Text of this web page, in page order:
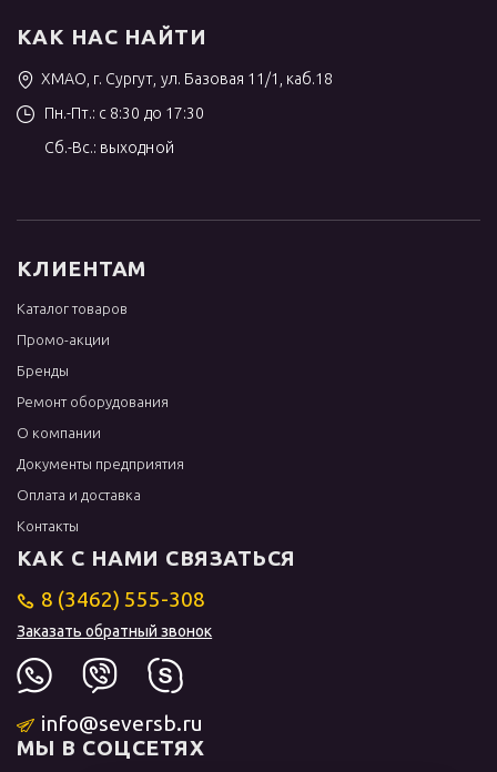
КАК НАС НАЙТИ
ХМАО, г. Сургут, ул. Базовая 11/1, каб.18
Пн.-Пт.: с 8:30 до 17:30
Сб.-Вс.: выходной
КЛИЕНТАМ
Каталог товаров
Промо-акции
Бренды
Ремонт оборудования
О компании
Документы предприятия
Оплата и доставка
Контакты
КАК С НАМИ СВЯЗАТЬСЯ
8 (3462) 555-308
Заказать обратный звонок
info@seversb.ru
МЫ В СОЦСЕТЯХ